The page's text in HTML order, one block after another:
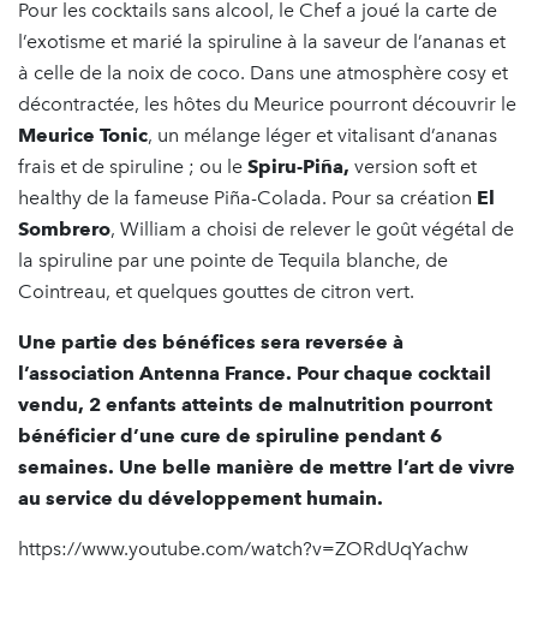
Pour les cocktails sans alcool, le Chef a joué la carte de
l’exotisme et marié la spiruline à la saveur de l’ananas et
à celle de la noix de coco. Dans une atmosphère cosy et
décontractée, les hôtes du Meurice pourront découvrir le
Meurice Tonic, un mélange léger et vitalisant d’ananas
frais et de spiruline ; ou le Spiru-Piña, version soft et
healthy de la fameuse Piña-Colada. Pour sa création El
Sombrero, William a choisi de relever le goût végétal de
la spiruline par une pointe de Tequila blanche, de
Cointreau, et quelques gouttes de citron vert.
Une partie des bénéfices sera reversée à
l’association Antenna France. Pour chaque cocktail
vendu, 2 enfants atteints de malnutrition pourront
bénéficier d’une cure de spiruline pendant 6
semaines. Une belle manière de mettre l’art de vivre
au service du développement humain.
https://www.youtube.com/watch?v=ZORdUqYachw